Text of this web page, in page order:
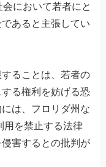
において若者にと
あると主張してい
ることは、若者の
る権利を妨げる恐
は、フロリダ州な
用を禁止する法律
害するとの批判が